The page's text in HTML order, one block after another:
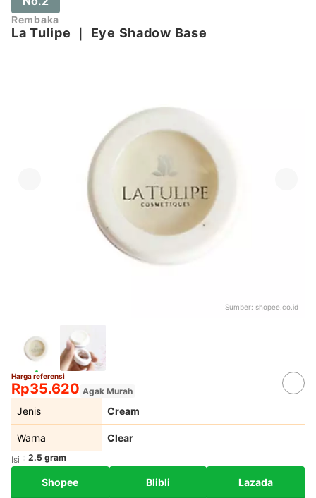
Rembaka
La Tulipe ｜ Eye Shadow Base
Sumber: shopee.co.id
Harga referensi
Rp35.620 Agak Murah
Jenis Cream
Warna Clear
Isi 2.5 gram
Shopee Blibli Lazada